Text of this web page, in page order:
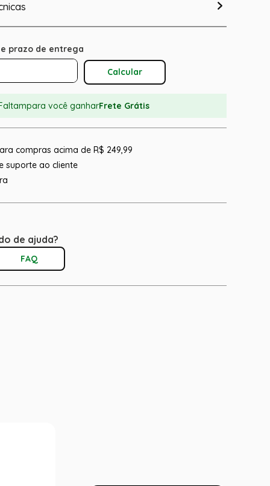
Calcular O Frete
para você ganharFrete Grátis
compras acima de R$ 249,99
suporte ao cliente
de ajuda?
FAQ